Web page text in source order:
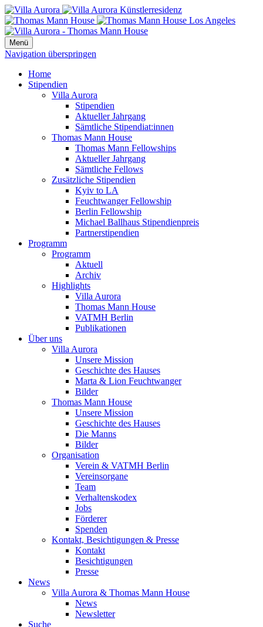
Menü
Navigation überspringen
Home
Stipendien
Villa Aurora
Stipendien
Aktueller Jahrgang
Sämtliche Stipendiat:innen
Thomas Mann House
Thomas Mann Fellowships
Aktueller Jahrgang
Sämtliche Fellows
Zusätzliche Stipendien
Kyiv to LA
Feuchtwanger Fellowship
Berlin Fellowship
Michael Ballhaus Stipendienpreis
Partnerstipendien
Programm
Programm
Aktuell
Archiv
Highlights
Villa Aurora
Thomas Mann House
VATMH Berlin
Publikationen
Über uns
Villa Aurora
Unsere Mission
Geschichte des Hauses
Marta & Lion Feuchtwanger
Bilder
Thomas Mann House
Unsere Mission
Geschichte des Hauses
Die Manns
Bilder
Organisation
Verein & VATMH Berlin
Vereinsorgane
Team
Verhaltenskodex
Jobs
Förderer
Spenden
Kontakt, Besichtigungen & Presse
Kontakt
Besichtigungen
Presse
News
Villa Aurora & Thomas Mann House
News
Newsletter
Suche